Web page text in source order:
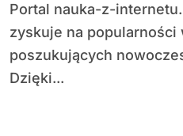
Portal nauka-z-internetu.pl to miejsce, które
zyskuje na popularności
poszukujących
Dzięki...